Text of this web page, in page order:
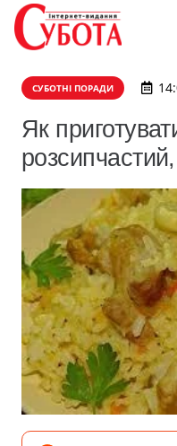
СУБОТНІ ПОРАДИ
Як